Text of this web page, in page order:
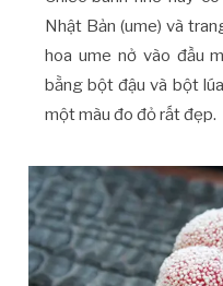
Nhật Bản (ume) và
hoa ume nở vào đầu
bằng bột đậu và bột
một màu đo đỏ rất đẹp.